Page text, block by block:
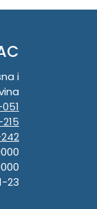
i
23